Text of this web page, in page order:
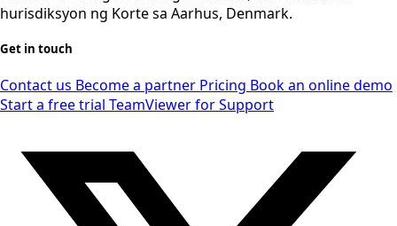
hurisdiksyon ng Korte sa Aarhus, Denmark.
Get in touch
Contact us Become a partner Pricing Book an online demo
Start a free trial TeamViewer for Support